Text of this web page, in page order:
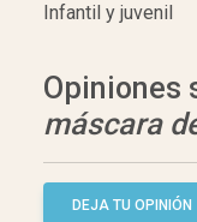
Infantil y juvenil
Opiniones
máscara
DEJA TU OPINIÓN